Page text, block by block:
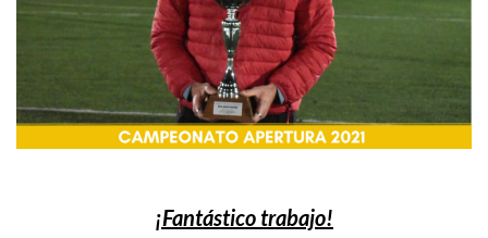
¡Fantásticotrabajo!